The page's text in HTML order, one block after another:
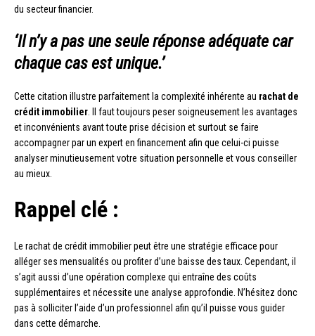
du secteur financier.
‘Il n’y a pas une seule réponse adéquate car
chaque cas est unique.’
Cette citation illustre parfaitement la complexité inhérente au rachat de
crédit immobilier . Il faut toujours peser soigneusement les avantages
et inconvénients avant toute prise décision et surtout se faire
accompagner par un expert en financement afin que celui-ci puisse
analyser minutieusement votre situation personnelle et vous conseiller
au mieux.
Rappel clé :
Le rachat de crédit immobilier peut être une stratégie efficace pour
alléger ses mensualités ou profiter d’une baisse des taux. Cependant, il
s’agit aussi d’une opération complexe qui entraîne des coûts
supplémentaires et nécessite une analyse approfondie. N’hésitez donc
pas à solliciter l’aide d’un professionnel afin qu’il puisse vous guider
dans cette démarche.